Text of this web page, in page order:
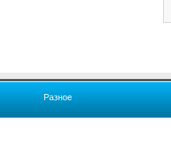
Разное